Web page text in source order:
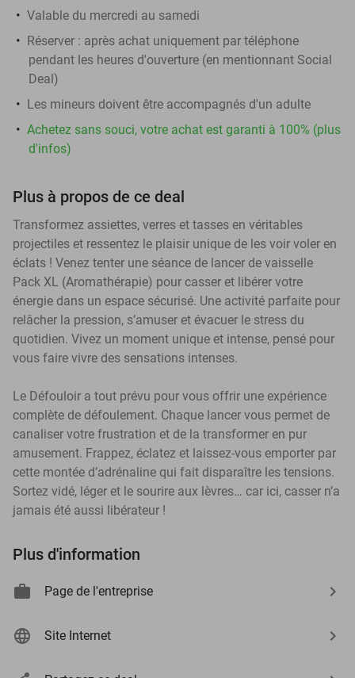
Valable du mercredi au samedi
Réserver : après achat uniquement par téléphone
pendant les heures d'ouverture (en mentionnant Social
Deal)
Les mineurs doivent être accompagnés d'un adulte
Achetez sans souci, votre achat est garanti à 100% (plus
d'infos)
Plus à propos de ce deal
Transformez assiettes, verres et tasses en véritables
projectiles et ressentez le plaisir unique de les voir voler en
éclats ! Venez tenter une séance de lancer de vaisselle
Pack XL (Aromathérapie) pour casser et libérer votre
énergie dans un espace sécurisé. Une activité parfaite pour
relâcher la pression, s’amuser et évacuer le stress du
quotidien. Vivez un moment unique et intense, pensé pour
vous faire vivre des sensations intenses.
Le Défouloir a tout prévu pour vous offrir une expérience
complète de défoulement. Chaque lancer vous permet de
canaliser votre frustration et de la transformer en pur
amusement. Frappez, éclatez et laissez-vous emporter par
cette montée d’adrénaline qui fait disparaître les tensions.
Sortez vidé, léger et le sourire aux lèvres… car ici, casser n’a
jamais été aussi libérateur !
Plus d'information
Page de l'entreprise
Site Internet